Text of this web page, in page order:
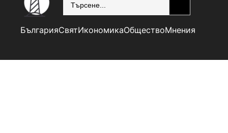
БългарияСвятИкономикаОбществоМнения